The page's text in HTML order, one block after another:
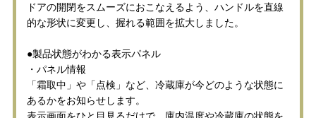
ドアの開閉をスムーズにおこなえるよう、ハンドルを直線
的な形状に変更し、握れる範囲を拡大しました。
●製品状態がわかる表示パネル
・パネル情報
「霜取中」や「点検」など、冷蔵庫が今どのような状態に
あるかをお知らせします。
表示画面をひと目見るだけで、庫内温度や冷蔵庫の状態を